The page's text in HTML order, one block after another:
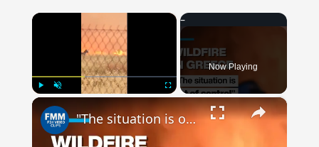
×
Now Playing
×
"The situation is out of control": Greek firefighters battle wildfire for fourth day